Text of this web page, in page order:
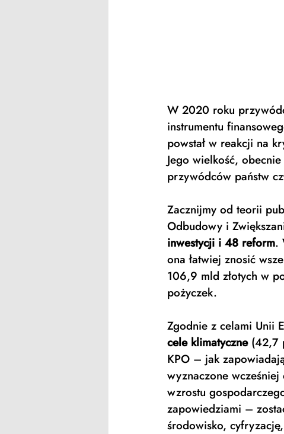
W 2020 roku
instrumentu
powstał w reakcji na
Jego wielkość,
przywódców państw
Zacznijmy od teorii
Odbudowy i
inwestycji i 48 reform.
ona łatwiej znosić
106,9 mld złotych w
pożyczek.
Zgodnie z celami Unii
cele klimatyczne (42,7
KPO – jak
wyznaczone
wzrostu
zapowiedziami –
środowisko,